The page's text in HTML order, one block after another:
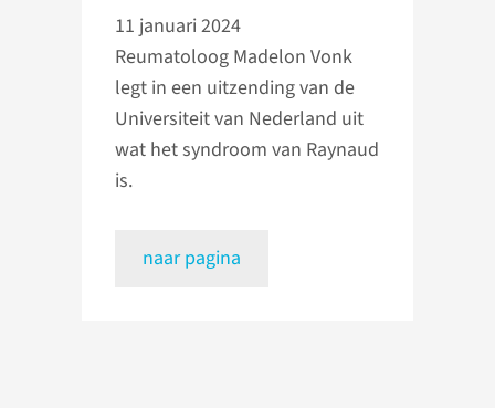
11 januari 2024
Reumatoloog Madelon Vonk
legt in een uitzending van de
Universiteit van Nederland uit
wat het syndroom van Raynaud
is.
naar pagina